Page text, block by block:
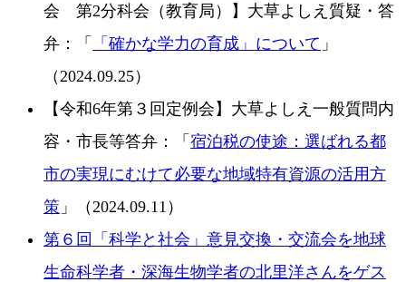
会 第2分科会（教育局）】大草よしえ質疑・答
弁：「
「確かな学力の育成」について 」
（2024.09.25）
【令和6年第３回定例会】大草よしえ一般質問内
容・市長等答弁：「 宿泊税の使途：選ばれる都
市の実現にむけて必要な地域特有資源の活用方
策 」（2024.09.11）
第６回「科学と社会」意見交換・交流会を地球
生命科学者・深海生物学者の北里洋さんをゲス